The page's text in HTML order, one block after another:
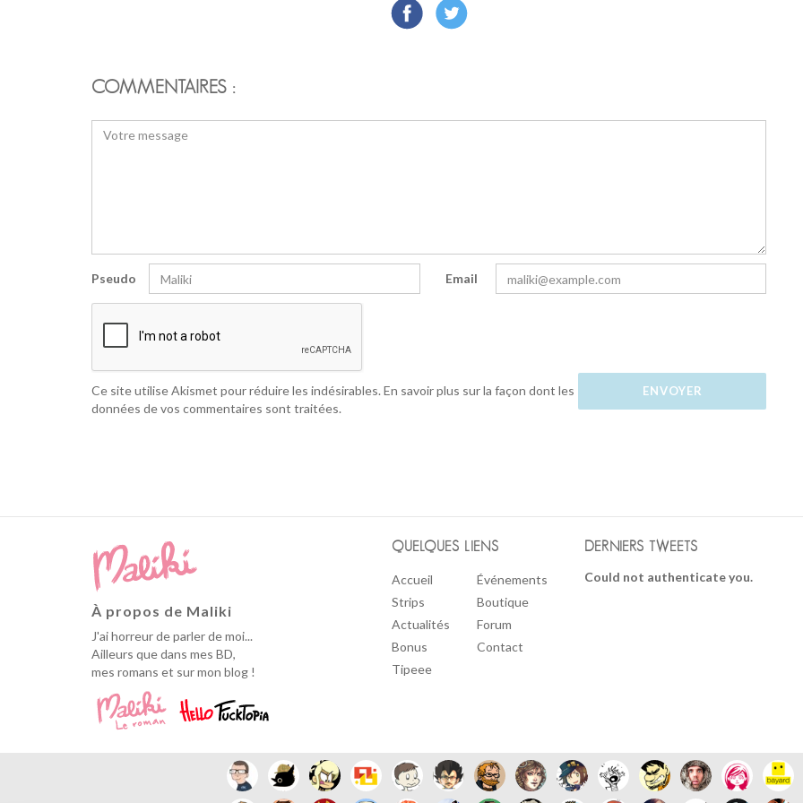
COMMENTAIRES :
Pseudo Email
Ce site utilise Akismet pour réduire les indésirables.En savoir plus sur la façon dont les
données de vos commentaires sont traitées.
À propos de Maliki
J'ai horreur de parler de moi...
Ailleurs que dans mes BD,
mes romans et sur mon blog !
QUELQUES LIENS
Accueil
Strips
Actualités
Bonus
Tipeee
Événements
Boutique
Forum
Contact
DERNIERS TWEETS
Could not authenticate you.